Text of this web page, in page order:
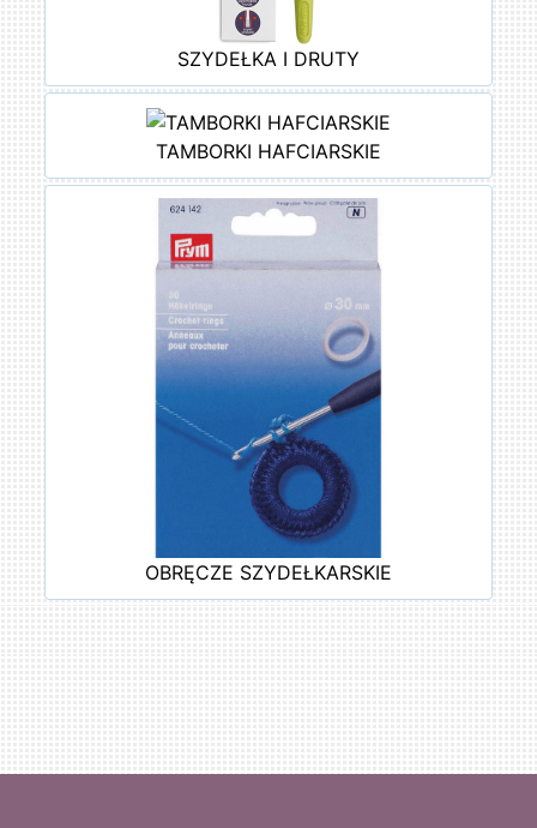
SZYDEŁKA I DRUTY
TAMBORKI HAFCIARSKIE
OBRĘCZE SZYDEŁKARSKIE